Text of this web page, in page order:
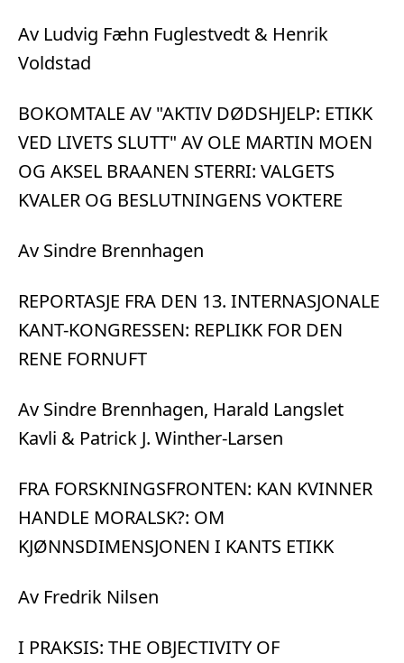
Av Ludvig Fæhn Fuglestvedt & Henrik
Voldstad
BOKOMTALE AV "AKTIV DØDSHJELP: ETIKK
VED LIVETS SLUTT" AV OLE MARTIN MOEN
OG AKSEL BRAANEN STERRI: VALGETS
KVALER OG BESLUTNINGENS VOKTERE
Av Sindre Brennhagen
REPORTASJE FRA DEN 13. INTERNASJONALE
KANT-KONGRESSEN: REPLIKK FOR DEN
RENE FORNUFT
Av Sindre Brennhagen, Harald Langslet
Kavli & Patrick J. Winther-Larsen
FRA FORSKNINGSFRONTEN: KAN KVINNER
HANDLE MORALSK?: OM
KJØNNSDIMENSJONEN I KANTS ETIKK
Av Fredrik Nilsen
I PRAKSIS: THE OBJECTIVITY OF